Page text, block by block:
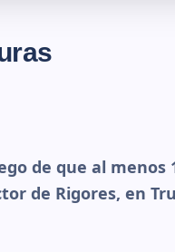
de que al menos
de Rigores, en